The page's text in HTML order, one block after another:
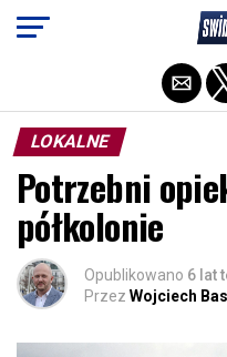
LOKALNE
Potrzebni
półkolonie
Opublikowano 6 lat
Przez Wojciech
Exit